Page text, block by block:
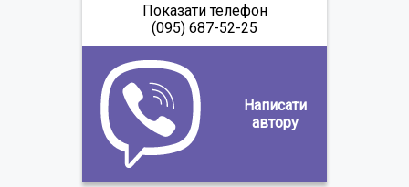
Показати телефон
(095) 687-52-25
Написати
автору